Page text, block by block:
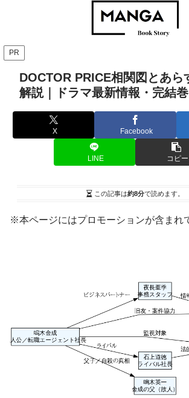
PR
DOCTOR PRICE相関図とあら
解説｜ドラマ最新情報・完結
X Facebook
LINE コピー
この記事は約8分で読めます。
※本ページにはプロモーションが含まれ